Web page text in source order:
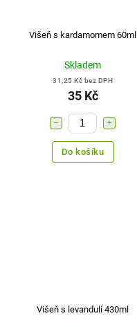
Višeň s kardamomem 60ml
Skladem
31,25 Kč bez DPH
35 Kč
+
−
Do košíku
Višeň s levandulí 430ml